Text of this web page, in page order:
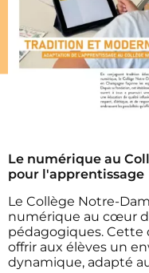
Le numérique au
pour l'apprentissage
Le Collège Notre-
numérique au cœur
pédagogiques. Cette
offrir aux élèves un
dynamique, adapté